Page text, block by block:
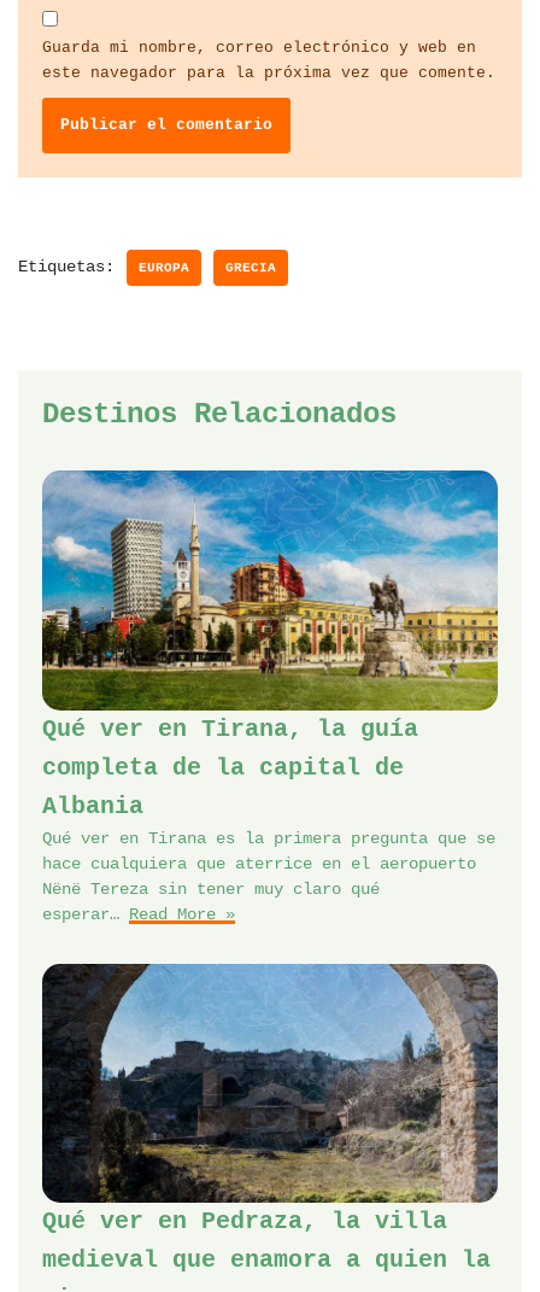
Guarda mi nombre, correo electrónico y web en
este navegador para la próxima vez que comente.
Etiquetas: EUROPA GRECIA
Destinos Relacionados
Qué ver en Tirana, la guía
completa de la capital de
Albania
Qué ver en Tirana es la primera pregunta que se
hace cualquiera que aterrice en el aeropuerto
Nënë Tereza sin tener muy claro qué
esperar… Read More »
Qué ver en Pedraza, la villa
medieval que enamora a quien la